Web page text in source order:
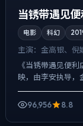
当锈带遇见便
电影 科幻
主演： 金高银、倪
《当锈带遇见便
映，由李安执导，
普通人的抉择瞬间
96,956
8.8